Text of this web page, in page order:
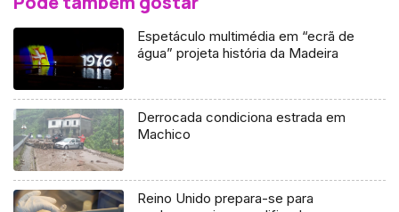
Espetáculo multimédia em “ecrã de
água” projeta história da Madeira
Derrocada condiciona estrada em
Machico
Reino Unido prepara-se para